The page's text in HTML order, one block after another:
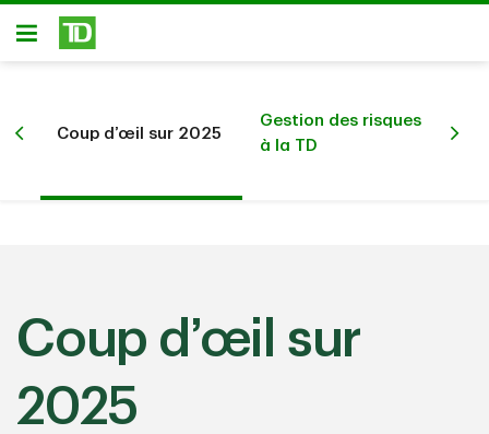
Passer au contenu principal
Ouvert
Coup d’œil sur 2025
Gestion des risques
à la TD
Coup d’œil sur
2025